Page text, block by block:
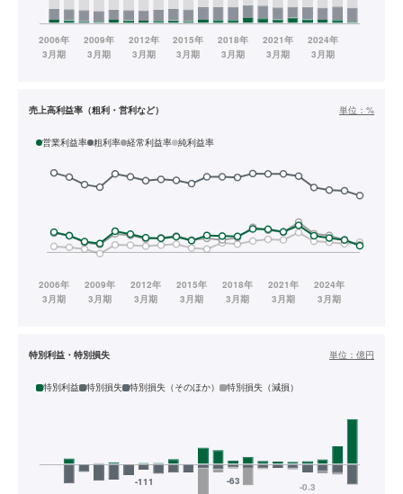
売上高利益率（粗利・営利など） 単位： %
営業利益率 粗利率 経常利益率 純利益率
特別利益・特別損失 単位： 億円
特別利益 特別損失 特別損失（そのほか） 特別損失（減損）